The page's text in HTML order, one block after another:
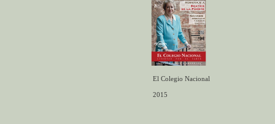
El Colegio Nacional
2015